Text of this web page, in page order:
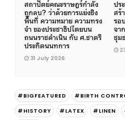
สถาปัตย์คณะราษฎร์กำลัง
ถูกลบ? ว่าด้วยการแย่งชิง
พื้นที่ ความหมาย ความทรง
จำ ของประชาธิปไตยบน
ถนนราชดำเนิน กับ ศ.ชาตรี
ประกิตนนทการ
31 July 2026
ปร
สร้
รอ
จา
ชุม
#BIGFEATURED #BIRTH
#HISTORY
#LATEX #LINEN